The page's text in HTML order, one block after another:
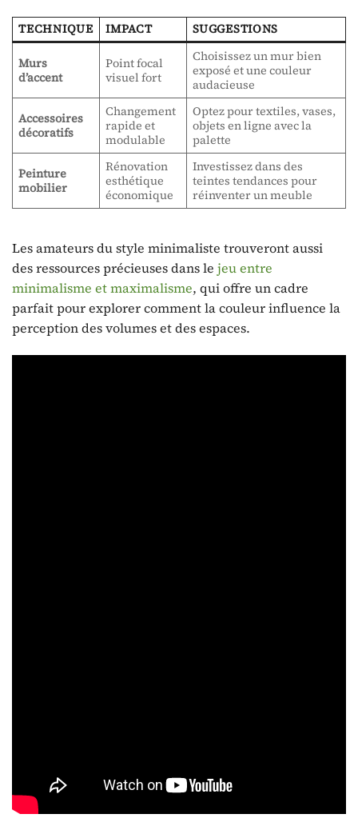
TECHNIQUE IMPACT SUGGESTIONS
Murs
d’accent
Point focal
visuel fort
Choisissez un mur bien
exposé et une couleur
audacieuse
Accessoires
décoratifs
Changement
rapide et
modulable
Optez pour textiles, vases,
objets en ligne avec la
palette
Peinture
mobilier
Rénovation
esthétique
économique
Investissez dans des
teintes tendances pour
réinventer un meuble
Les amateurs du style minimaliste trouveront aussi
des ressources précieuses dans le jeu entre
minimalisme et maximalisme, qui offre un cadre
parfait pour explorer comment la couleur influence la
perception des volumes et des espaces.